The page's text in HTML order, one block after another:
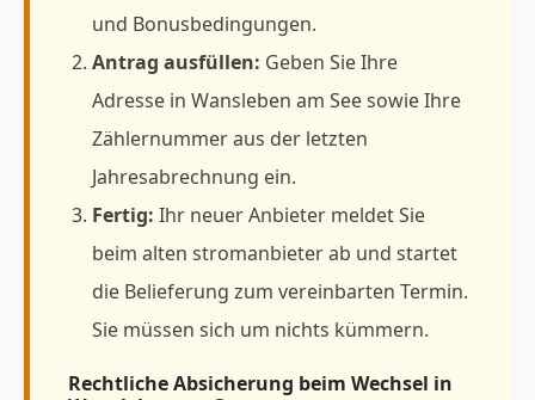
und Bonusbedingungen.
Antrag ausfüllen: Geben Sie Ihre
Adresse in Wansleben am See sowie Ihre
Zählernummer aus der letzten
Jahresabrechnung ein.
Fertig: Ihr neuer Anbieter meldet Sie
beim alten stromanbieter ab und startet
die Belieferung zum vereinbarten Termin.
Sie müssen sich um nichts kümmern.
Rechtliche Absicherung beim Wechsel in